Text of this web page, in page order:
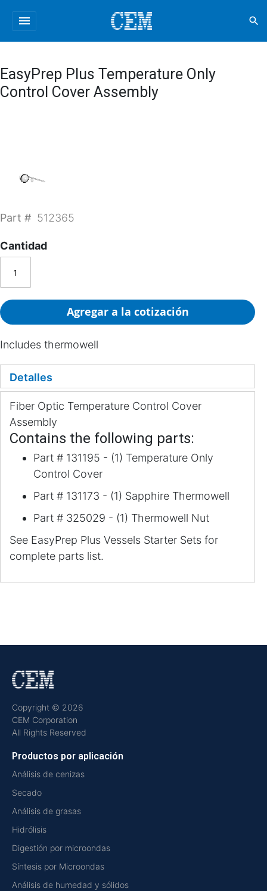
menu search
EasyPrep Plus Temperature Only
Control Cover Assembly
Part # 512365
Cantidad
Agregar a la cotización
Includes thermowell
Detalles
Fiber Optic Temperature Control Cover
Assembly
Contains the following parts:
Part # 131195 - (1) Temperature Only
Control Cover
Part # 131173 - (1) Sapphire Thermowell
Part # 325029 - (1) Thermowell Nut
See EasyPrep Plus Vessels Starter Sets for
complete parts list.
Copyright © 2026
CEM Corporation
All Rights Reserved
Productos por aplicación
Análisis de cenizas
Secado
Análisis de grasas
Hidrólisis
Digestión por microondas
Síntesis por Microondas
Análisis de humedad y sólidos